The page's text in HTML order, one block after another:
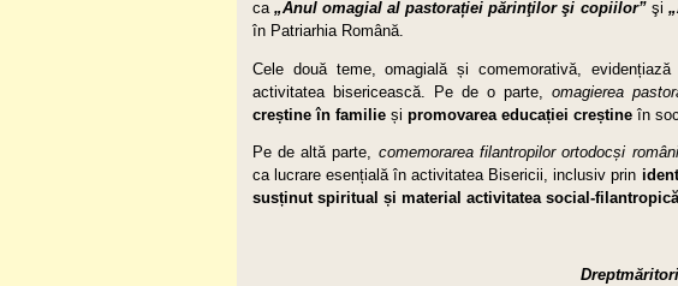
ca „Anul omagial al pastorației părinţilor şi copiilor” şi „
în Patriarhia Română.
Cele două teme, omagială și comemorativă,
activitatea bisericească. Pe de o parte, omagierea
creștine în familie și promovarea educației creștine în
Pe de altă parte, comemorarea filantropilor ortodocși români
ca lucrare esențială în activitatea Bisericii, inclusiv prin
susținut spiritual și material activitatea social-